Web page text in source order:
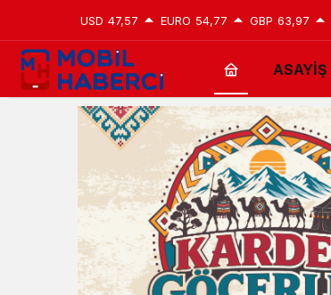
USD 47,57 EURO 54,77 GBP 63,97
ASAYİŞ